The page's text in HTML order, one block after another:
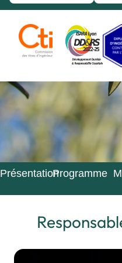
PrésentationProgramme